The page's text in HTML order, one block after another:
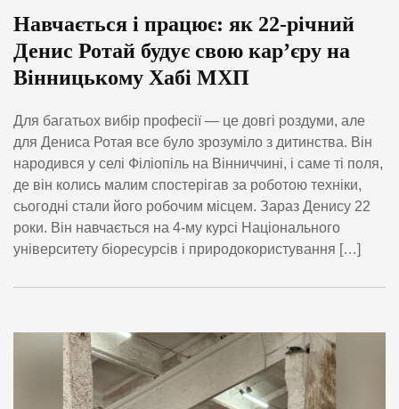
Навчається і працює: як 22-річний
Денис Ротай будує свою кар’єру на
Вінницькому Хабі МХП
Для багатьох вибір професії — це довгі роздуми, але
для Дениса Ротая все було зрозуміло з дитинства. Він
народився у селі Філіопіль на Вінниччині, і саме ті поля,
де він колись малим спостерігав за роботою техніки,
сьогодні стали його робочим місцем. Зараз Денису 22
роки. Він навчається на 4-му курсі Національного
університету біоресурсів і природокористування […]